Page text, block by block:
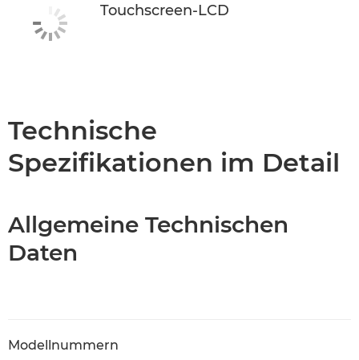
Touchscreen-LCD
Technische
Spezifikationen im Detail
Allgemeine Technischen
Daten
Modellnummern